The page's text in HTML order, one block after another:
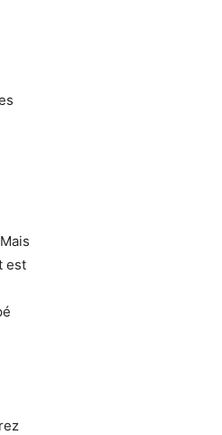
est